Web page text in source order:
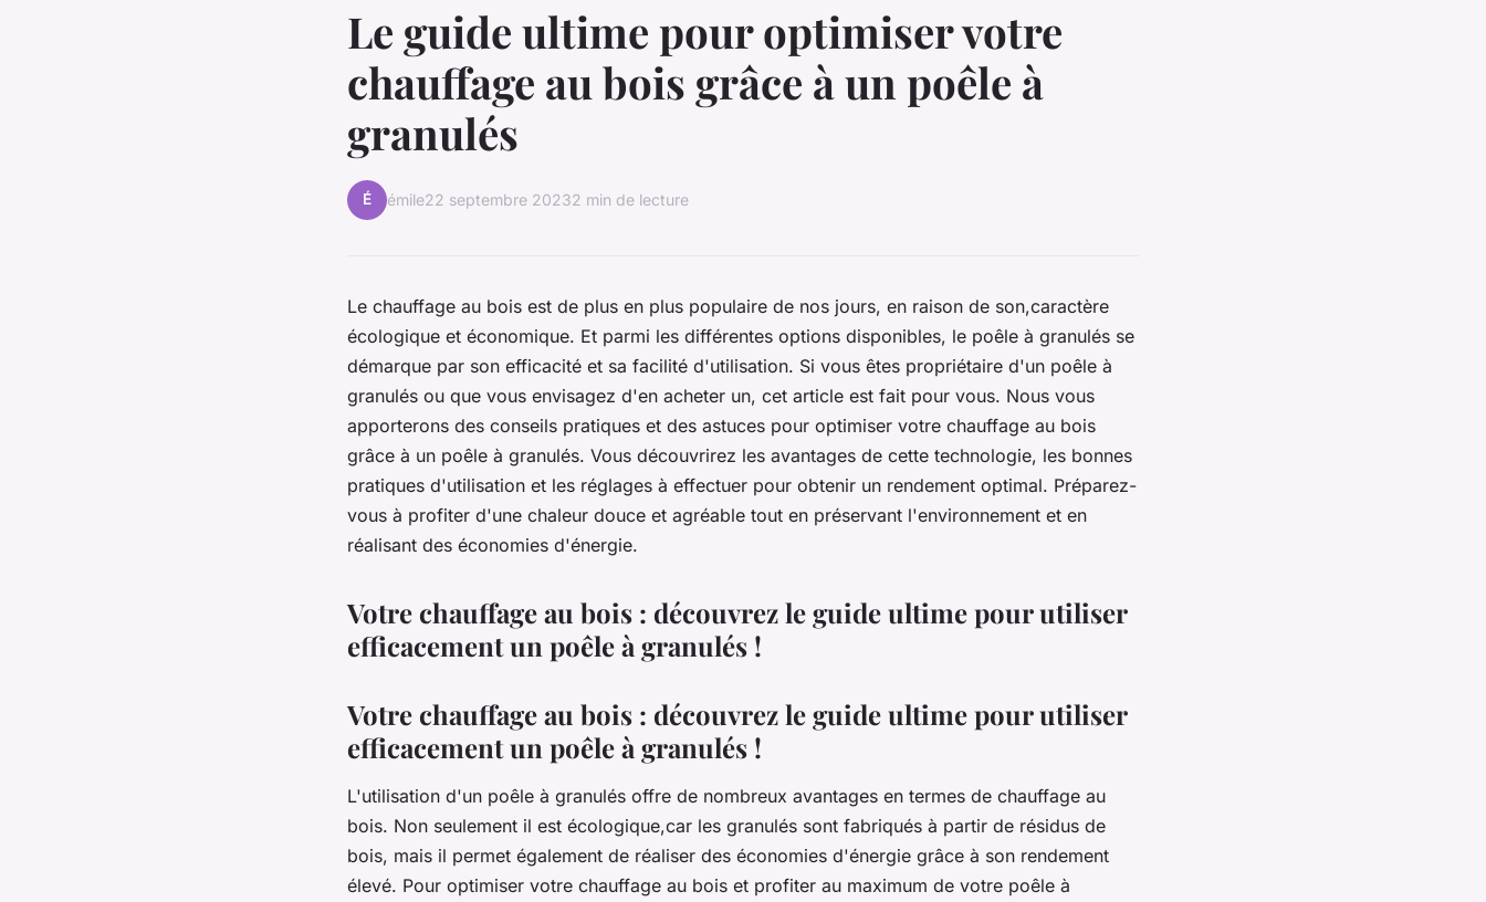
Le guide ultime pour optimiser votre
chauffage au bois grâce à un poêle à
granulés
É émile22 septembre 20232 min de lecture
Le chauffage au bois est de plus en plus populaire de nos jours, en raison de son,caractère
écologique et économique. Et parmi les différentes options disponibles, le poêle à granulés se
démarque par son efficacité et sa facilité d'utilisation. Si vous êtes propriétaire d'un poêle à
granulés ou que vous envisagez d'en acheter un, cet article est fait pour vous. Nous vous
apporterons des conseils pratiques et des astuces pour optimiser votre chauffage au bois
grâce à un poêle à granulés. Vous découvrirez les avantages de cette technologie, les bonnes
pratiques d'utilisation et les réglages à effectuer pour obtenir un rendement optimal. Préparez-
vous à profiter d'une chaleur douce et agréable tout en préservant l'environnement et en
réalisant des économies d'énergie.
Votre chauffage au bois : découvrez le guide ultime pour utiliser
efficacement un poêle à granulés !
Votre chauffage au bois : découvrez le guide ultime pour utiliser
efficacement un poêle à granulés !
L'utilisation d'un poêle à granulés offre de nombreux avantages en termes de chauffage au
bois. Non seulement il est écologique,car les granulés sont fabriqués à partir de résidus de
bois, mais il permet également de réaliser des économies d'énergie grâce à son rendement
élevé. Pour optimiser votre chauffage au bois et profiter au maximum de votre poêle à